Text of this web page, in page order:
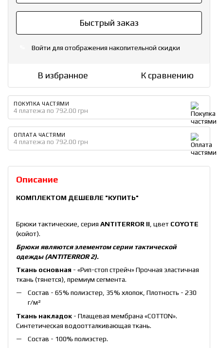
Быстрый заказ
Войти для отображения накопительной скидки
В избранное К сравнению
ПОКУПКА ЧАСТЯМИ
4 платежа по 792.00 грн
ОПЛАТА ЧАСТЯМИ
4 платежа по 792.00 грн
Описание
КОМПЛЕКТОМ ДЕШЕВЛЕ "КУПИТЬ"
Брюки тактические, серия ANTITERROR II , цвет COYOTE
(койот).
Брюки являются элементом серии тактической
одежды (ANTITERROR 2).
Ткань основная - «Рип-стоп стрейч» Прочная эластичная
ткань (тянется), премиум сегмента.
Состав - 65% полиэстер, 35% хлопок, Плотность - 230
г/м²
Ткань накладок - Плащевая мембрана «COTTON».
Синтетическая водоотталкивающая ткань.
Состав - 100% полиэстер.